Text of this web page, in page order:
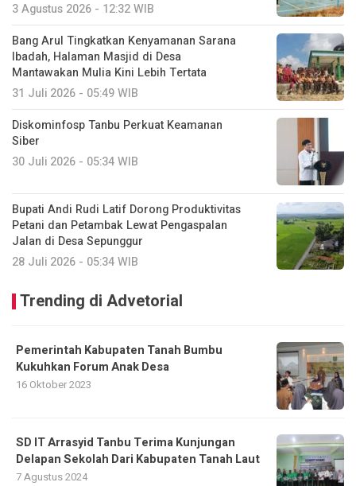
3 Agustus 2026 - 12:32 WIB
Bang Arul Tingkatkan Kenyamanan Sarana
Ibadah, Halaman Masjid di Desa
Mantawakan Mulia Kini Lebih Tertata
31 Juli 2026 - 05:49 WIB
Diskominfosp Tanbu Perkuat Keamanan
Siber
30 Juli 2026 - 05:34 WIB
Bupati Andi Rudi Latif Dorong Produktivitas
Petani dan Petambak Lewat Pengaspalan
Jalan di Desa Sepunggur
28 Juli 2026 - 05:34 WIB
Trending di Advetorial
Pemerintah Kabupaten Tanah Bumbu
Kukuhkan Forum Anak Desa
16 Oktober 2023
SD IT Arrasyid Tanbu Terima Kunjungan
Delapan Sekolah Dari Kabupaten Tanah Laut
7 Agustus 2024